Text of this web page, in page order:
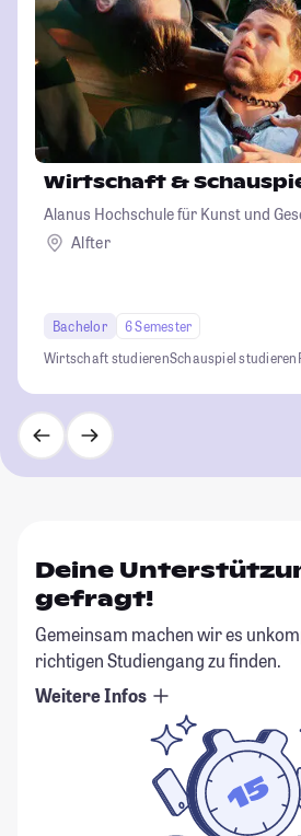
Wirtschaft &
Alanus Hochschule für Kunst und
Alfter
Bachelor
6 Semester
Wirtschaft studierenSchauspiel studieren
Deine
gefragt!
Gemeinsam machen wir es
richtigen Studiengang zu finden.
Weitere Infos